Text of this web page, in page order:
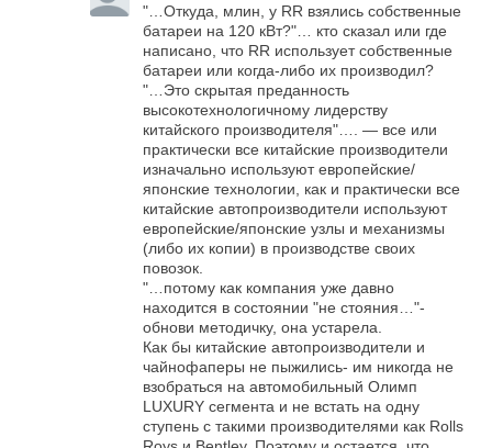
"…Откуда, млин, у RR взялись собственные
батареи на 120 кВт?"… кто сказал или где
написано, что RR использует собственные
батареи или когда-либо их производил?
"…Это скрытая преданность
высокотехнологичному лидерству
китайского производителя"…. — все или
практически все китайские производители
изначально используют европейские/
японские технологии, как и практически все
китайские автопроизводители используют
европейские/японские узлы и механизмы
(либо их копии) в производстве своих
повозок.
"…потому как компания уже давно
находится в состоянии "не стояния…"-
обнови методичку, она устарела.
Как бы китайские автопроизводители и
чайнофаперы не пыжились- им никогда не
взобраться на автомобильный Олимп
LUXURY сегмента и не встать на одну
ступень с такими производителями как Rolls